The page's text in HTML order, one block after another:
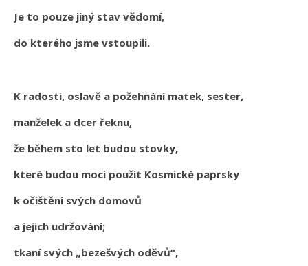
Je to pouze jiný stav vědomí,
do kterého jsme vstoupili.
K radosti, oslavě a požehnání matek, sester,
manželek a dcer řeknu,
že během sto let budou stovky,
které budou moci použít Kosmické paprsky
k očištění svých domovů
a jejich udržování;
tkaní svých „bezešvých oděvů“,